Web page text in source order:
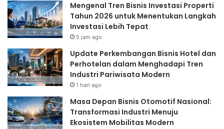
Mengenal Tren Bisnis Investasi Properti
Tahun 2026 untuk Menentukan Langkah
Investasi Lebih Tepat
5 jam ago
Update Perkembangan Bisnis Hotel dan
Perhotelan dalam Menghadapi Tren
Industri Pariwisata Modern
1 hari ago
Masa Depan Bisnis Otomotif Nasional:
Transformasi Industri Menuju
Ekosistem Mobilitas Modern